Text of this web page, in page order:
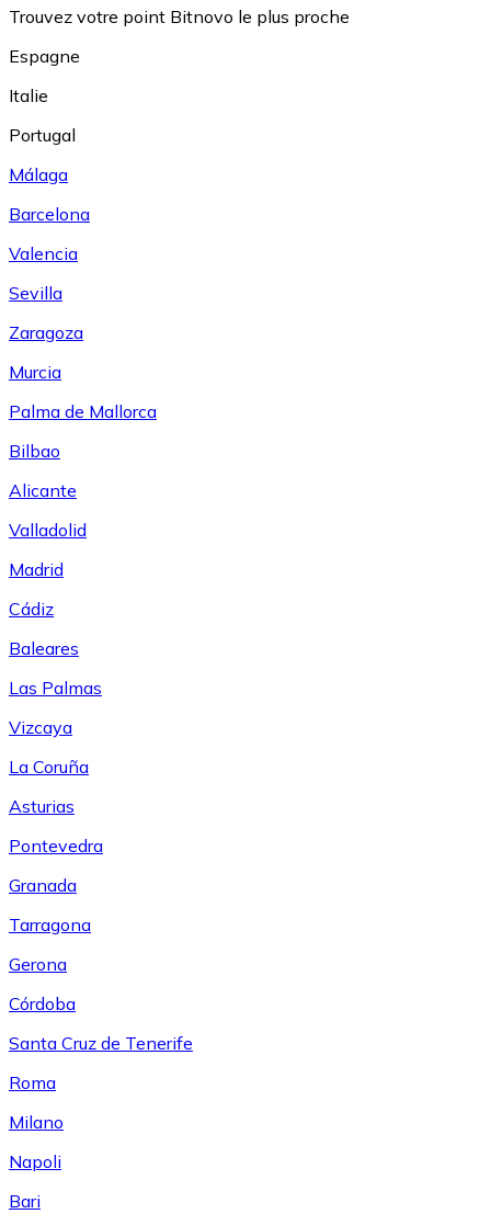
Trouvez votre point Bitnovo le plus proche
Espagne
Italie
Portugal
Málaga
Barcelona
Valencia
Sevilla
Zaragoza
Murcia
Palma de Mallorca
Bilbao
Alicante
Valladolid
Madrid
Cádiz
Baleares
Las Palmas
Vizcaya
La Coruña
Asturias
Pontevedra
Granada
Tarragona
Gerona
Córdoba
Santa Cruz de Tenerife
Roma
Milano
Napoli
Bari